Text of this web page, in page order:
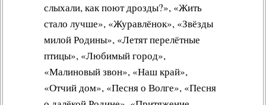
слыхали, как поют дрозды?», «Жить
стало лучше», «Журавлёнок», «Звёзды
милой Родины», «Летят перелётные
птицы», «Любимый город»,
«Малиновый звон», «Наш край»,
«Отчий дом», «Песня о Волге», «Песня